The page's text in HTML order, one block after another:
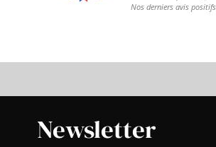
Newsletter